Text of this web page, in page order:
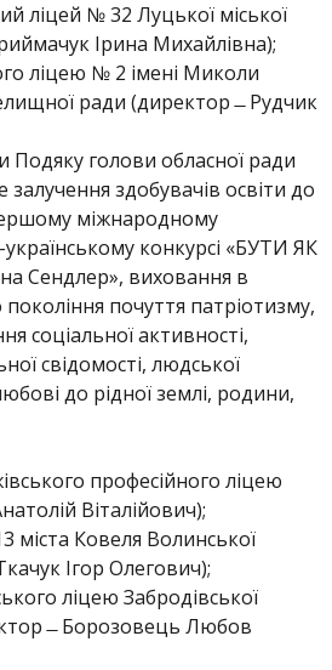
ліцей № 32 Луцької міської
Ірина Михайлівна);
ліцею № 2 імені Миколи
ради (директор ̶ Рудчик
Подяку голови обласної ради
здобувачів освіти до
міжнародному
конкурсі «БУТИ ЯК
Сендлер», виховання в
почуття патріотизму,
соціальної активності,
свідомості, людської
до рідної землі, родини,
професійного ліцею
Віталійович);
міста Ковеля Волинської
Ігор Олегович);
ліцею Забродівської
Борозовець Любов